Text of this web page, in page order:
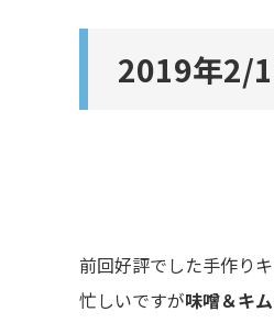
2019年2/
前回好評でした手作り
忙しいですが味噌＆キ